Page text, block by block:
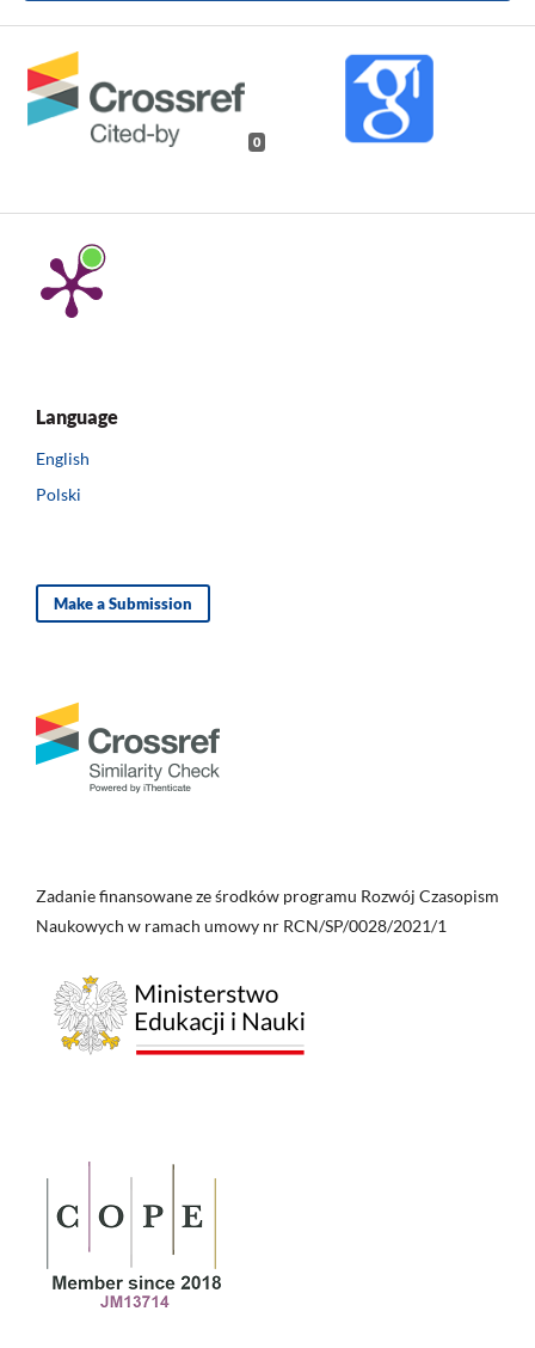
0
Language
English
Polski
Make a Submission
Zadanie finansowane ze środków programu Rozwój Czasopism
Naukowych w ramach umowy nr RCN/SP/0028/2021/1